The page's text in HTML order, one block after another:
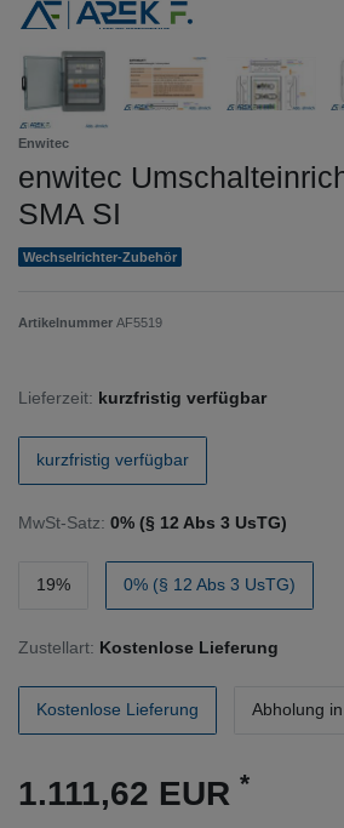
Enwitec
enwitec
SMA SI
Wechselrichter-Zubehör
Artikelnummer AF5519
Lieferzeit: kurzfristig verfügbar
kurzfristig verfügbar
MwSt-Satz: 0% (§ 12 Abs 3 UsTG)
19% 0% (§ 12 Abs 3 UsTG)
Zustellart: Kostenlose Lieferung
Kostenlose Lieferung Abholung
1.111,62 EUR *